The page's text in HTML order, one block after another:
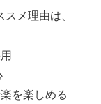
メ理由は、
を楽しめる